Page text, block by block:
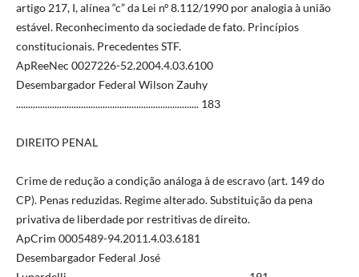
artigo 217, I, alínea “c” da Lei nº 8.112/1990 por analogia à união
estável. Reconhecimento da sociedade de fato. Princípios
constitucionais. Precedentes STF.
ApReeNec 0027226-52.2004.4.03.6100
Desembargador Federal Wilson Zauhy
............................................................................ 183
DIREITO PENAL
Crime de redução a condição análoga à de escravo (art. 149 do
CP). Penas reduzidas. Regime alterado. Substituição da pena
privativa de liberdade por restritivas de direito.
ApCrim 0005489-94.2011.4.03.6181
Desembargador Federal José